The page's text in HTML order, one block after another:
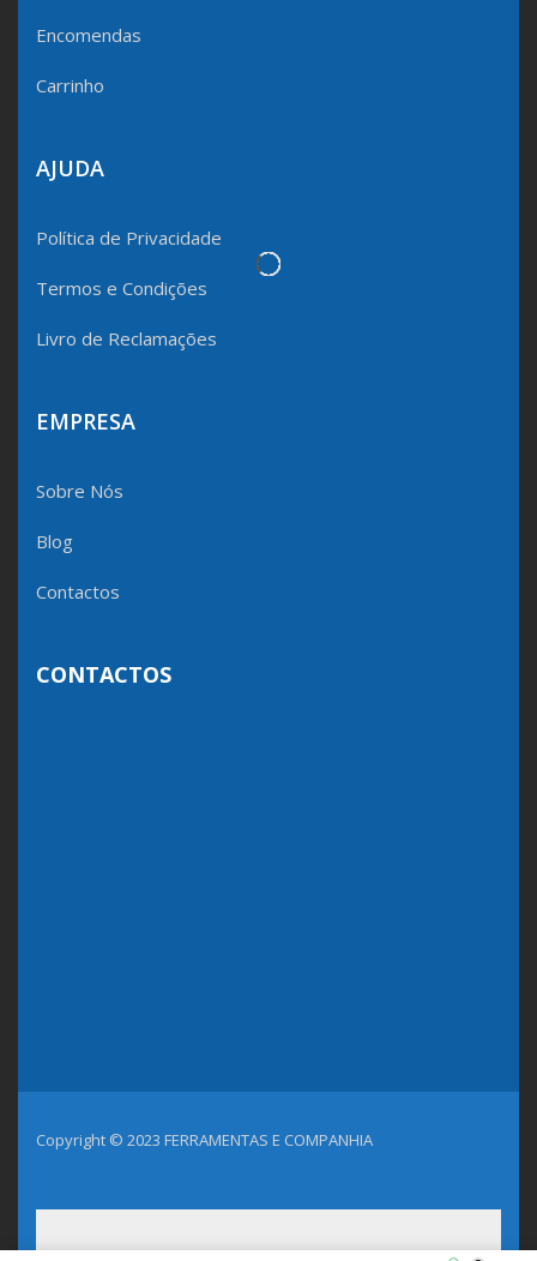
Encomendas
Carrinho
AJUDA
Política de Privacidade
Termos e Condições
Livro de Reclamações
EMPRESA
Sobre Nós
Blog
Contactos
CONTACTOS
Copyright © 2023 FERRAMENTAS E COMPANHIA